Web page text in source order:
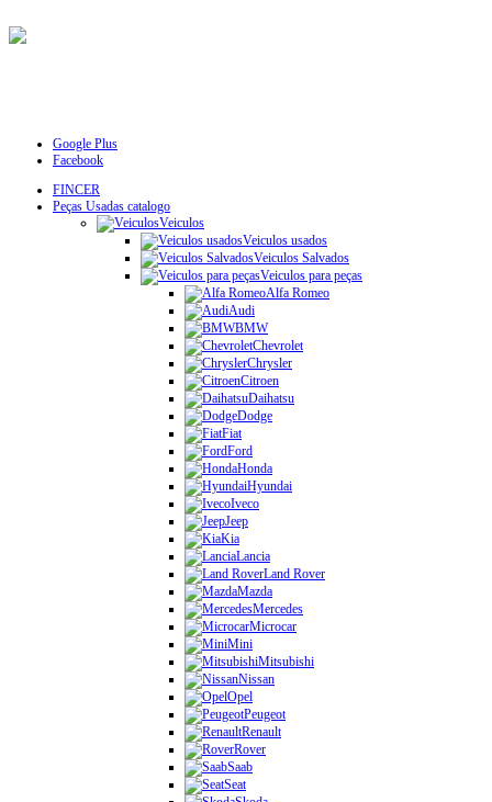
Google Plus
Facebook
FINCER
Peças Usadas catalogo
Veiculos
Veiculos usados
Veiculos Salvados
Veiculos para peças
Alfa Romeo
Audi
BMW
Chevrolet
Chrysler
Citroen
Daihatsu
Dodge
Fiat
Ford
Honda
Hyundai
Iveco
Jeep
Kia
Lancia
Land Rover
Mazda
Mercedes
Microcar
Mini
Mitsubishi
Nissan
Opel
Peugeot
Renault
Rover
Saab
Seat